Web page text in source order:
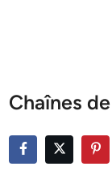
Chaînes